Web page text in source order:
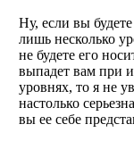
Ну, если вы
лишь несколько
не будете его
выпадет вам при
уровнях, то я не
настолько
вы ее себе